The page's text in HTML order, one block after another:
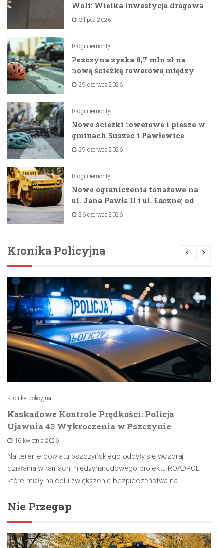
Woli: Wielka inwestycja drogowa
na horyzoncie
3 lipca 2026
Drogi i remonty
Pszczyna zyska 8,7 mln zł na
nową ścieżkę rowerową między
zaporami
29 czerwca 2026
Drogi i remonty
Nowe ścieżki rowerowe i piesze w
gminach Suszec i Pawłowice
dzięki unijnemu wsparciu
29 czerwca 2026
Drogi i remonty
Nowe ograniczenia tonażowe na
ul. Jana Pawła II i ul. Łącznej od
lipca 2026 roku
26 czerwca 2026
Kronika Policyjna
Kronika policyjna
Kaskadowe Kontrole Prędkości: Policja
Ujawnia 43 Wykroczenia w Pszczynie
16 kwietnia 2026
Na terenie powiatu pszczyńskiego odbyły się wczoraj
działania w ramach międzynarodowego projektu ROADPOL,
które miały na celu zwiększenie bezpieczeństwa na…
Nie Przegap